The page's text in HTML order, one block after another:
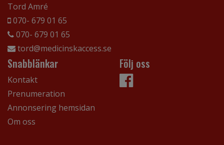
Tord Amré
070- 679 01 65
070- 679 01 65
tord@medicinskaccess.se
Snabblänkar
Kontakt
Prenumeration
Annonsering hemsidan
Om oss
Följ oss